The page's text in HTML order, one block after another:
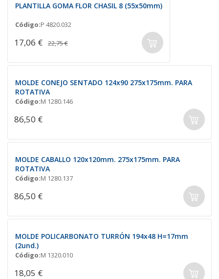
PLANTILLA GOMA FLOR CHASIL 8 (55x50mm)
Código:P 4820.032
17,06 € 22,75 €
MOLDE CONEJO SENTADO 124x90 275x175mm. PARA
ROTATIVA
Código:M 1280.146
86,50 €
MOLDE CABALLO 120x120mm. 275x175mm. PARA
ROTATIVA
Código:M 1280.137
86,50 €
MOLDE POLICARBONATO TURRÓN 194x48 H=17mm
(2und.)
Código:M 1320.010
18,05 €